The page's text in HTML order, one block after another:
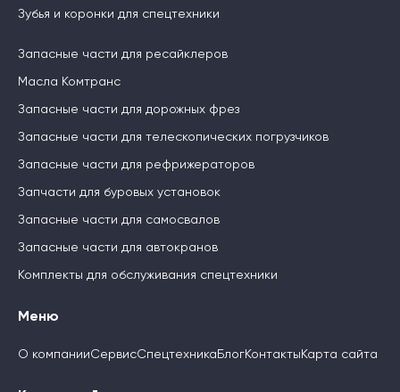
Зубья и коронки для спецтехники
Запасные части для ресайклеров
Масла Комтранс
Запасные части для дорожных фрез
Запасные части для телескопических погрузчиков
Запасные части для рефрижераторов
Запчасти для буровых установок
Запасные части для самосвалов
Запасные части для автокранов
Комплекты для обслуживания спецтехники
Меню
О компанииСервисСпецтехника БлогКонтакты Карта сайта